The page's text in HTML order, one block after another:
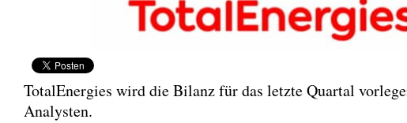
TotalEnergies wird die Bilanz für das letzte Quartal
Analysten.